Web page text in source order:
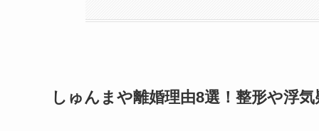
しゅんまや離婚理由8選！整形や浮気